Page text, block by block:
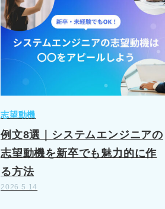
志望動機
例文8選｜システムエンジニアの
志望動機を新卒でも魅力的に作
る方法
2026.5.14